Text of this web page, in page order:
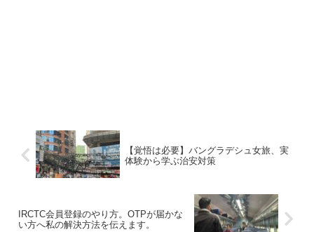
【覚悟は必要】バングラデシュ女旅、実
体験から学ぶ治安対策
IRCTC会員登録のやり方。OTPが届かな
い方へ私の解決方法を伝えます。